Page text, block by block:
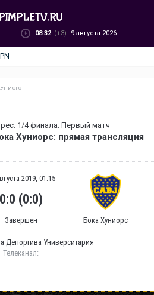
08:32 (+3) 9 августа 2026
1/4 финала. Первый матч
Хуниорс: прямая трансляция
2019, 01:15
0:0 (0:0)
Завершен Бока Хуниорс
Депортива Университария
Телеканал: